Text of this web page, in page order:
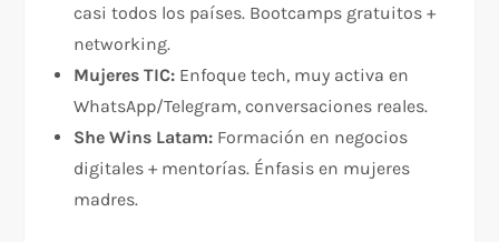
casi todos los países. Bootcamps gratuitos +
networking.
Mujeres TIC: Enfoque tech, muy activa en
WhatsApp/Telegram, conversaciones reales.
She Wins Latam: Formación en negocios
digitales + mentorías. Énfasis en mujeres
madres.